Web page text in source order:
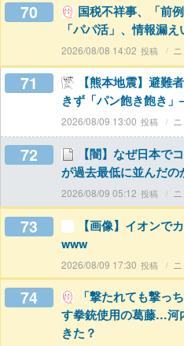
70
国税不祥事、「前
「パパ活」、情報漏え
2026/08/08 14:02
71
【熊本地震】避難
きず「パン飽き飽き
2026/08/09 13:00
72
【闇】なぜ日本で
が過去最低に並んだの
2026/08/09 05:12
73
【画像】イオンで
www
2026/08/09 17:30
74
「撃たれても撃っ
す拳銃使用の葛藤…河
きた？